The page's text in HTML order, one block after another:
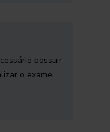
possuir
o exame